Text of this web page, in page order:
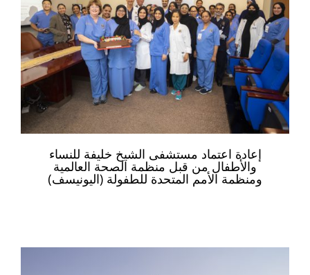
إعادة اعتماد مستشفى الشيخ خليفة للنساء
والأطفال من قبل منظمة الصحة العالمية
ومنظمة الأمم المتحدة للطفولة (اليونيسف)